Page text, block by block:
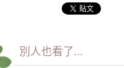
別人也看了...